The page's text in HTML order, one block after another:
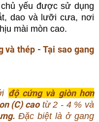
yếu được sử dụng
dao và lưỡi cưa, nơi
mài mòn cao.
và thép - Tại sao gang
độ cứng và giòn hơn
(C) caotừ 2 - 4 % và
Đặc biệt là ở gang